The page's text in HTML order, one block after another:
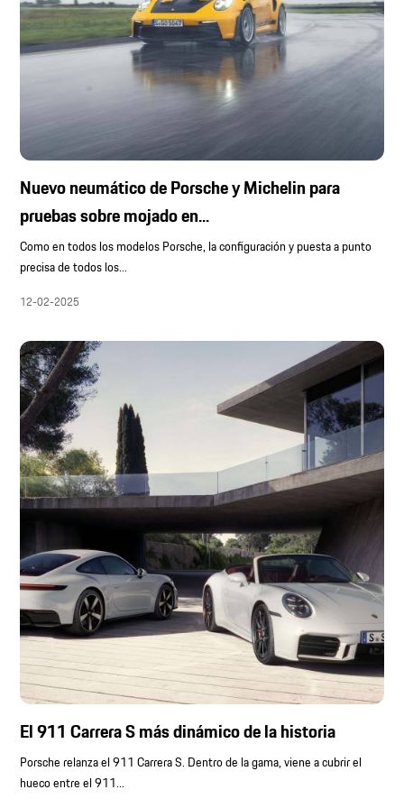
Nuevo neumático de Porsche y Michelin para
pruebas sobre mojado en...
Como en todos los modelos Porsche, la configuración y puesta a punto
precisa de todos los...
12-02-2025
El 911 Carrera S más dinámico de la historia
Porsche relanza el 911 Carrera S. Dentro de la gama, viene a cubrir el
hueco entre el 911...